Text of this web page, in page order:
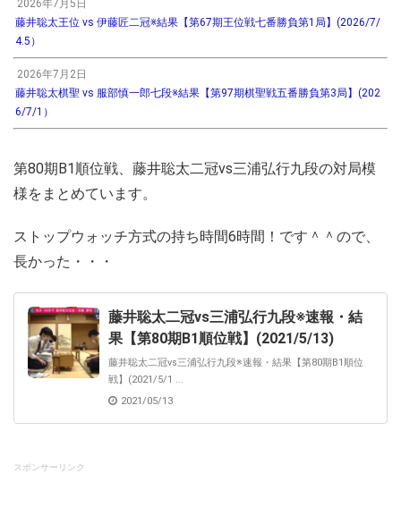
2026年7月5日
藤井聡太王位 vs 伊藤匠二冠※結果【第67期王位戦七番勝負第1局】(2026/7/
4.5）
2026年7月2日
藤井聡太棋聖 vs 服部慎一郎七段※結果【第97期棋聖戦五番勝負第3局】(202
6/7/1）
第80期B1順位戦、藤井聡太二冠vs三浦弘行九段の対局模
様をまとめています。
ストップウォッチ方式の持ち時間6時間！です＾＾ので、
長かった・・・
藤井聡太二冠vs三浦弘行九段※速報・結
果【第80期B1順位戦】(2021/5/13)
藤井聡太二冠vs三浦弘行九段※速報・結果【第80期B1順位
戦】(2021/5/1 ...
2021/05/13
スポンサーリンク